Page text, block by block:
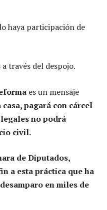
haya participación de
través del despojo.
es un mensaje
pagará con cárcel
no podrá
civil.
de Diputados,
a esta práctica que ha
en miles de